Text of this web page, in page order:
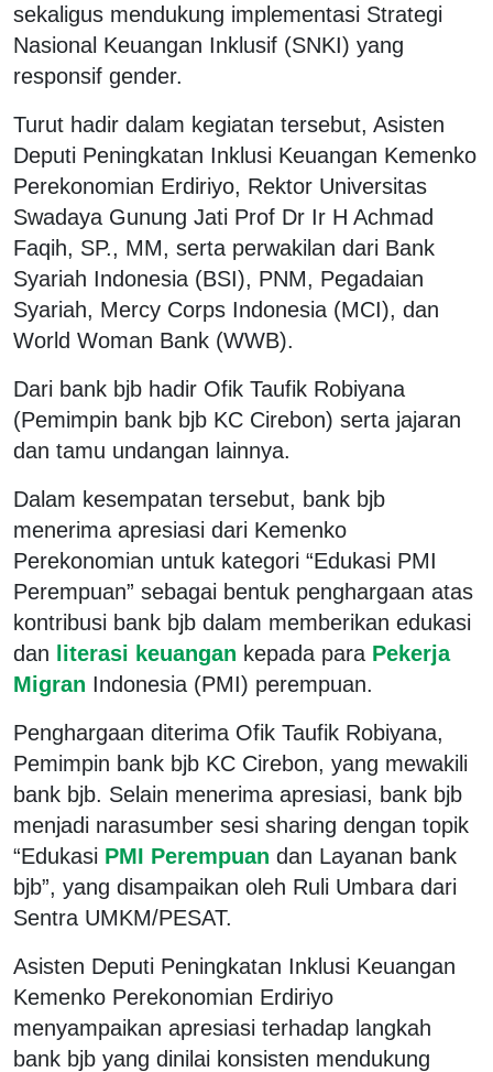
sekaligus mendukung implementasi Strategi
Nasional Keuangan Inklusif (SNKI) yang
responsif gender.
Turut hadir dalam kegiatan tersebut, Asisten
Deputi Peningkatan Inklusi Keuangan Kemenko
Perekonomian Erdiriyo, Rektor Universitas
Swadaya Gunung Jati Prof Dr Ir H Achmad
Faqih, SP., MM, serta perwakilan dari Bank
Syariah Indonesia (BSI), PNM, Pegadaian
Syariah, Mercy Corps Indonesia (MCI), dan
World Woman Bank (WWB).
Dari bank bjb hadir Ofik Taufik Robiyana
(Pemimpin bank bjb KC Cirebon) serta jajaran
dan tamu undangan lainnya.
Dalam kesempatan tersebut, bank bjb
menerima apresiasi dari Kemenko
Perekonomian untuk kategori “Edukasi PMI
Perempuan” sebagai bentuk penghargaan atas
kontribusi bank bjb dalam memberikan edukasi
dan literasi keuangan kepada para Pekerja
Migran Indonesia (PMI) perempuan.
Penghargaan diterima Ofik Taufik Robiyana,
Pemimpin bank bjb KC Cirebon, yang mewakili
bank bjb. Selain menerima apresiasi, bank bjb
menjadi narasumber sesi sharing dengan topik
“Edukasi PMI Perempuan dan Layanan bank
bjb”, yang disampaikan oleh Ruli Umbara dari
Sentra UMKM/PESAT.
Asisten Deputi Peningkatan Inklusi Keuangan
Kemenko Perekonomian Erdiriyo
menyampaikan apresiasi terhadap langkah
bank bjb yang dinilai konsisten mendukung